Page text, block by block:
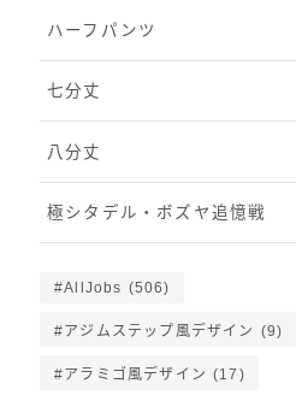
ハーフパンツ
七分丈
八分丈
極シタデル・ボズヤ追憶戦
AllJobs (506)
アジムステップ風デザイン (9)
アラミゴ風デザイン (17)